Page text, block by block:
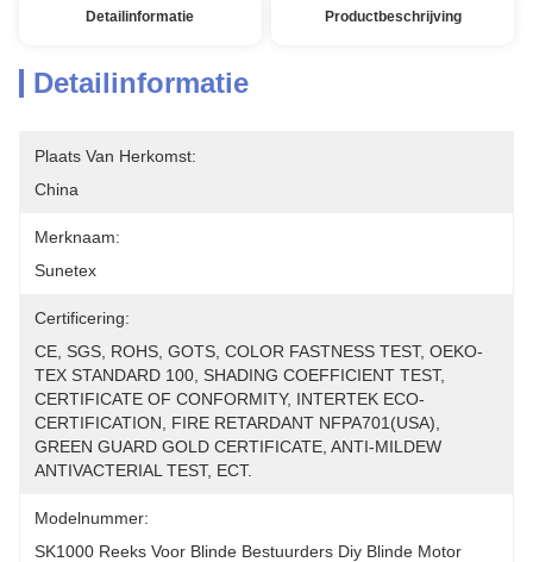
Detailinformatie Productbeschrijving
Detailinformatie
Plaats Van Herkomst:
China
Merknaam:
Sunetex
Certificering:
CE, SGS, ROHS, GOTS, COLOR FASTNESS TEST, OEKO-
TEX STANDARD 100, SHADING COEFFICIENT TEST,
CERTIFICATE OF CONFORMITY, INTERTEK ECO-
CERTIFICATION, FIRE RETARDANT NFPA701(USA),
GREEN GUARD GOLD CERTIFICATE, ANTI-MILDEW
ANTIVACTERIAL TEST, ECT.
Modelnummer:
SK1000 Reeks Voor Blinde Bestuurders Diy Blinde Motor